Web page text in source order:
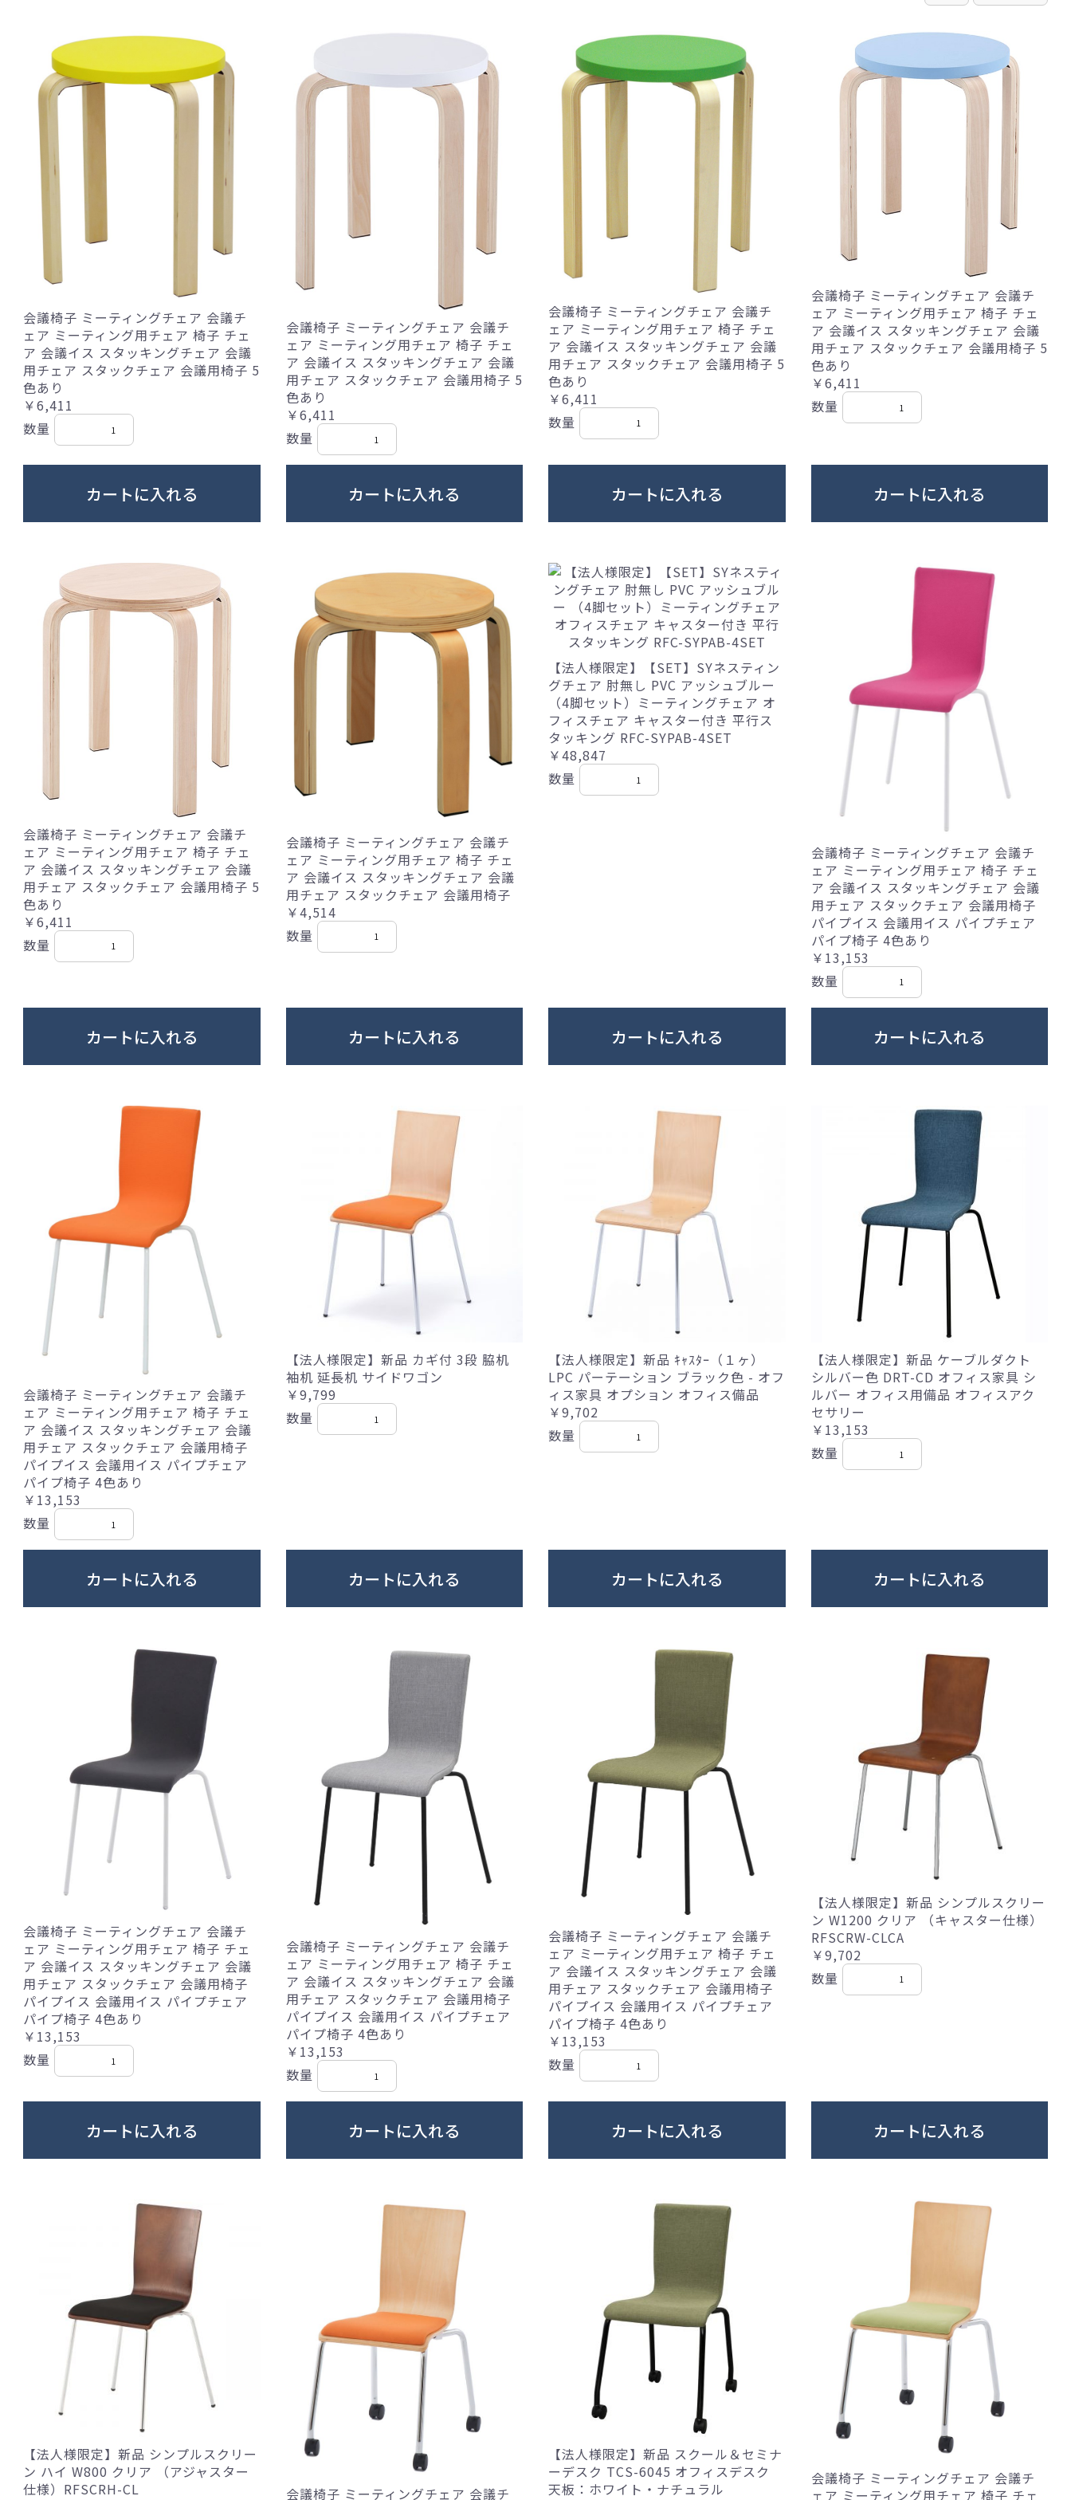
会議椅子 ミーティングチェア 会議チ
ェア ミーティング用チェア 椅子 チェ
ア 会議イス スタッキングチェア 会議
用チェア スタックチェア 会議用椅子 5
色あり
￥6,411
数量
カートに入れる
会議椅子 ミーティングチェア 会議チ
ェア ミーティング用チェア 椅子 チェ
ア 会議イス スタッキングチェア 会議
用チェア スタックチェア 会議用椅子 5
色あり
￥6,411
数量
カートに入れる
会議椅子 ミーティングチェア 会議チ
ェア ミーティング用チェア 椅子 チェ
ア 会議イス スタッキングチェア 会議
用チェア スタックチェア 会議用椅子 5
色あり
￥6,411
数量
カートに入れる
会議椅子 ミーティングチェア 会議チ
ェア ミーティング用チェア 椅子 チェ
ア 会議イス スタッキングチェア 会議
用チェア スタックチェア 会議用椅子 5
色あり
￥6,411
数量
カートに入れる
会議椅子 ミーティングチェア 会議チ
ェア ミーティング用チェア 椅子 チェ
ア 会議イス スタッキングチェア 会議
用チェア スタックチェア 会議用椅子 5
色あり
￥6,411
数量
カートに入れる
会議椅子 ミーティングチェア 会議チ
ェア ミーティング用チェア 椅子 チェ
ア 会議イス スタッキングチェア 会議
用チェア スタックチェア 会議用椅子
￥4,514
数量
カートに入れる
【法人様限定】【SET】SYネスティン
グチェア 肘無し PVC アッシュブルー
（4脚セット）ミーティングチェア オ
フィスチェア キャスター付き 平行ス
タッキング RFC-SYPAB-4SET
￥48,847
数量
カートに入れる
会議椅子 ミーティングチェア 会議チ
ェア ミーティング用チェア 椅子 チェ
ア 会議イス スタッキングチェア 会議
用チェア スタックチェア 会議用椅子
パイプイス 会議用イス パイプチェア
パイプ椅子 4色あり
￥13,153
数量
カートに入れる
会議椅子 ミーティングチェア 会議チ
ェア ミーティング用チェア 椅子 チェ
ア 会議イス スタッキングチェア 会議
用チェア スタックチェア 会議用椅子
パイプイス 会議用イス パイプチェア
パイプ椅子 4色あり
￥13,153
数量
カートに入れる
【法人様限定】新品 カギ付 3段 脇机
袖机 延長机 サイドワゴン
￥9,799
数量
カートに入れる
【法人様限定】新品 ｷｬｽﾀｰ（１ヶ）
LPC パーテーション ブラック色 - オフ
ィス家具 オプション オフィス備品
￥9,702
数量
カートに入れる
【法人様限定】新品 ケーブルダクト
シルバー色 DRT-CD オフィス家具 シ
ルバー オフィス用備品 オフィスアク
セサリー
￥13,153
数量
カートに入れる
会議椅子 ミーティングチェア 会議チ
ェア ミーティング用チェア 椅子 チェ
ア 会議イス スタッキングチェア 会議
用チェア スタックチェア 会議用椅子
パイプイス 会議用イス パイプチェア
パイプ椅子 4色あり
￥13,153
数量
カートに入れる
会議椅子 ミーティングチェア 会議チ
ェア ミーティング用チェア 椅子 チェ
ア 会議イス スタッキングチェア 会議
用チェア スタックチェア 会議用椅子
パイプイス 会議用イス パイプチェア
パイプ椅子 4色あり
￥13,153
数量
カートに入れる
会議椅子 ミーティングチェア 会議チ
ェア ミーティング用チェア 椅子 チェ
ア 会議イス スタッキングチェア 会議
用チェア スタックチェア 会議用椅子
パイプイス 会議用イス パイプチェア
パイプ椅子 4色あり
￥13,153
数量
カートに入れる
【法人様限定】新品 シンプルスクリー
ン W1200 クリア （キャスター仕様）
RFSCRW-CLCA
￥9,702
数量
カートに入れる
【法人様限定】新品 シンプルスクリー
ン ハイ W800 クリア （アジャスター
仕様）RFSCRH-CL
会議椅子 ミーティングチェア 会議チ
【法人様限定】新品 スクール＆セミナ
ーデスク TCS-6045 オフィスデスク
天板：ホワイト・ナチュラル
会議椅子 ミーティングチェア 会議チ
ェア ミーティング用チェア 椅子 チェ